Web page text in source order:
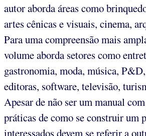
autor aborda áreas como
artes cênicas e visuais, cinema,
Para uma compreensão mais
volume aborda setores como
gastronomia, moda, música,
editoras, software, televisão,
Apesar de não ser um manual
práticas de como se construir um
interessados devem se referir a